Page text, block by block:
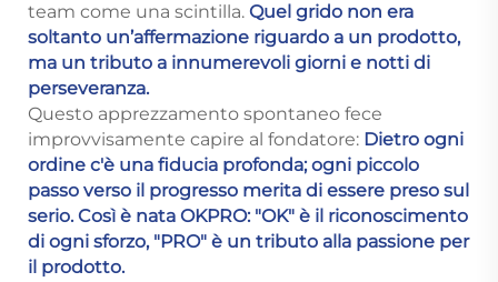
team come una scintilla. Quel grido non era
soltanto un’affermazione riguardo a un prodotto,
ma un tributo a innumerevoli giorni e notti di
perseveranza.
Questo apprezzamento spontaneo fece
improvvisamente capire al fondatore: Dietro ogni
ordine c'è una fiducia profonda; ogni piccolo
passo verso il progresso merita di essere preso sul
serio. Così è nata OKPRO: "OK" è il riconoscimento
di ogni sforzo, "PRO" è un tributo alla passione per
il prodotto.